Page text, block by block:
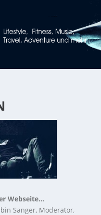
Webseite...
Sänger, Moderator,